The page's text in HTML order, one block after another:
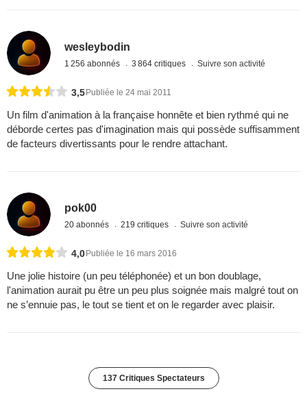
wesleybodin
1 256 abonnés 3 864 critiques Suivre son activité
3,5Publiée le 24 mai 2011
Un film d'animation à la française honnête et bien rythmé qui ne
déborde certes pas d'imagination mais qui possède suffisamment
de facteurs divertissants pour le rendre attachant.
pok00
20 abonnés 219 critiques Suivre son activité
4,0Publiée le 16 mars 2016
Une jolie histoire (un peu téléphonée) et un bon doublage,
l'animation aurait pu être un peu plus soignée mais malgré tout on
ne s’ennuie pas, le tout se tient et on le regarder avec plaisir.
137 Critiques Spectateurs